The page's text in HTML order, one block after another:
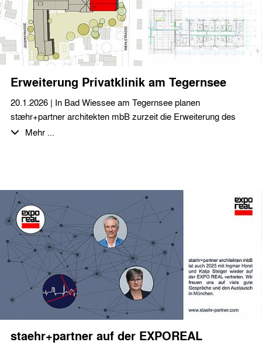
Erweiterung Privatklinik am Tegernsee
20.1.2026 | In Bad Wiessee am Tegernsee planen
stæhr+partner architekten mbB zurzeit die Erweiterung des
Bettenhauses einer Privatklinik für die Bereiche Orthopädie,
Die hochwertige Ausstattung entspricht einem High-Class
Alpenhotel.
Es handelt sich um einen dreigeschossigen Baukörper mit
einer BGF von ca. 2.400 qm. Mit der Pfahlgründung und den
notwendigen Verbauarbeiten für die Tiefgarage wird im Februar
begonnen. Durch unser Büro werden die LP 5-7 sowie die
künstlerische Oberleitung durchgeführt.
Wir wünschen unserem Auftraggeber sowie allen am Bau
Mehr ...
staehr+partner auf der EXPOREAL